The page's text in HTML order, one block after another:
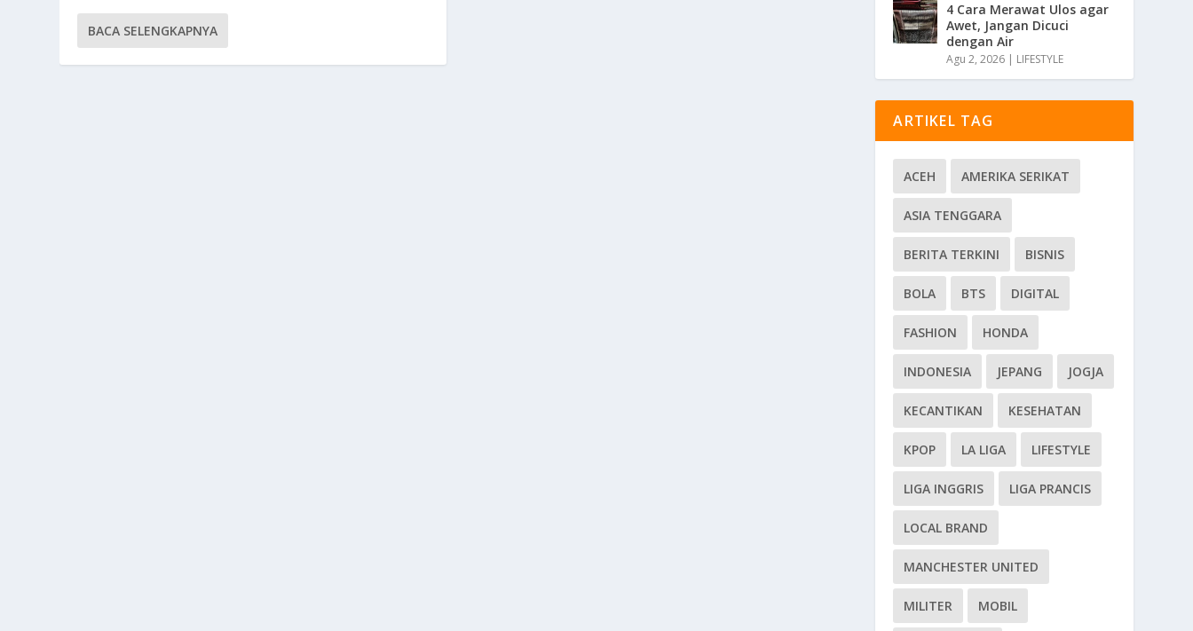
BACA SELENGKAPNYA
4 Cara Merawat Ulos agar
Awet, Jangan Dicuci
dengan Air
Agu 2, 2026 | LIFESTYLE
ARTIKEL TAG
ACEH AMERIKA SERIKAT
ASIA TENGGARA
BERITA TERKINI BISNIS
BOLA BTS DIGITAL
FASHION HONDA
INDONESIA JEPANG JOGJA
KECANTIKAN KESEHATAN
KPOP LA LIGA LIFESTYLE
LIGA INGGRIS LIGA PRANCIS
LOCAL BRAND
MANCHESTER UNITED
MILITER MOBIL